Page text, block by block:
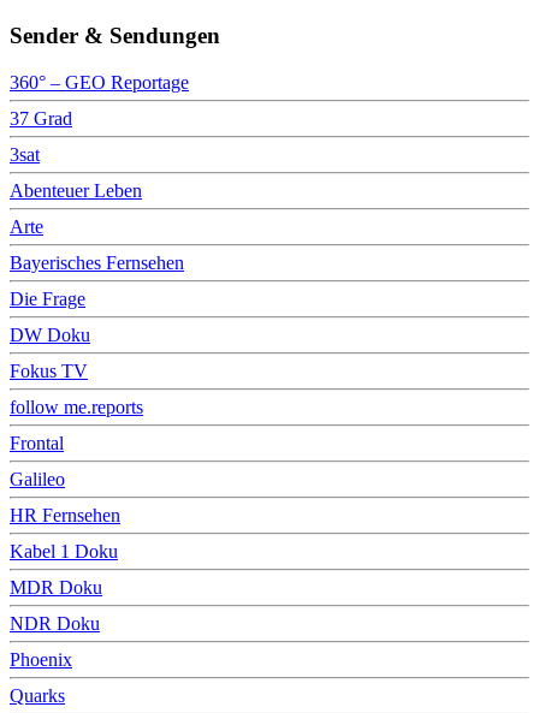
Sender & Sendungen
360° – GEO Reportage
37 Grad
3sat
Abenteuer Leben
Arte
Bayerisches Fernsehen
Die Frage
DW Doku
Fokus TV
follow me.reports
Frontal
Galileo
HR Fernsehen
Kabel 1 Doku
MDR Doku
NDR Doku
Phoenix
Quarks